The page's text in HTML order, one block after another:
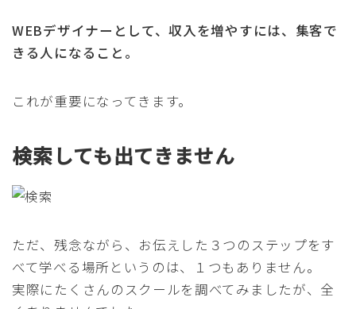
WEBデザイナーとして、収入を増やすには、集客で
きる人になること。
これが重要になってきます。
検索しても出てきません
ただ、残念ながら、お伝えした３つのステップをす
べて学べる場所というのは、１つもありません。
実際にたくさんのスクールを調べてみましたが、全